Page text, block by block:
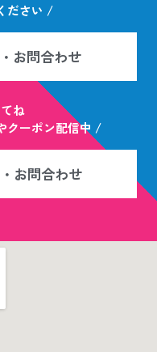
ださい /
お問合わせ
ね
クーポン配信中 /
お問合わせ